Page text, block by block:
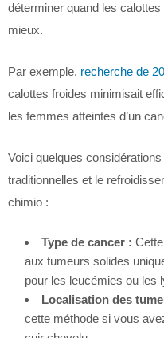
déterminer quand les
mieux.
Par exemple, recherche de
calottes froides minimisait
les femmes atteintes d’un
Voici quelques
traditionnelles et le
chimio :
Type de cancer :
aux tumeurs solides
pour les leucémies ou les
Localisation des
cette méthode si vous